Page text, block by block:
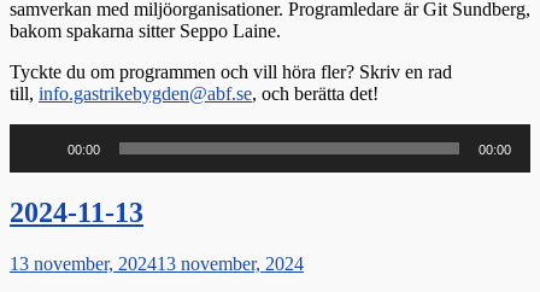
samverkan med miljöorganisationer. Programledare är Git Sundberg,
bakom spakarna sitter Seppo Laine.
Tyckte du om programmen och vill höra fler? Skriv en rad
till, info.gastrikebygden@abf.se, och berätta det!
00:00 00:00
2024-11-13
Publicerat
13 november, 202413 november, 2024